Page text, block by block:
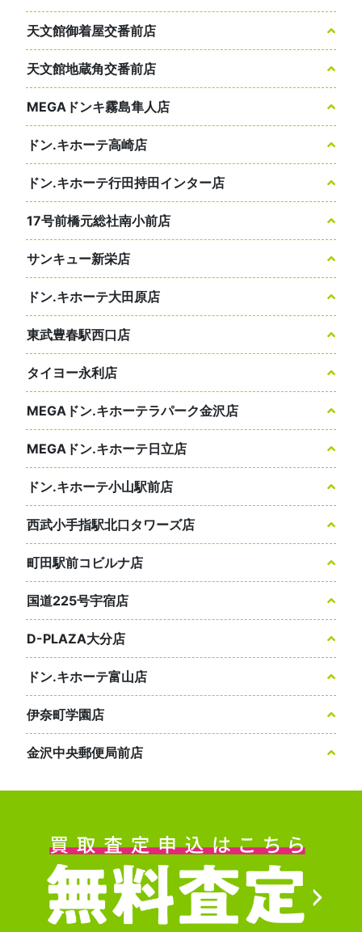
天文館御着屋交番前店
天文館地蔵角交番前店
MEGAドンキ霧島隼人店
ドン.キホーテ高崎店
ドン.キホーテ行田持田インター店
17号前橋元総社南小前店
サンキュー新栄店
ドン.キホーテ大田原店
東武豊春駅西口店
タイヨー永利店
MEGAドン.キホーテラパーク金沢店
MEGAドン.キホーテ日立店
ドン.キホーテ小山駅前店
西武小手指駅北口タワーズ店
町田駅前コビルナ店
国道225号宇宿店
D-PLAZA大分店
ドン.キホーテ富山店
伊奈町学園店
金沢中央郵便局前店